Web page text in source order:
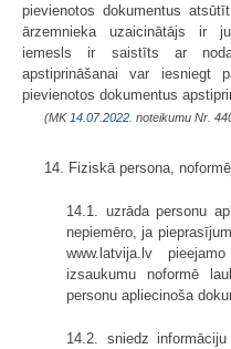
pievienotos dokumentus
ārzemnieka uzaicinātājs ir
iemesls ir saistīts ar
apstiprināšanai var iesniegt
pievienotos dokumentus
(MK 14.07.2022. noteikumu Nr.
14. Fiziskā persona,
14.1. uzrāda personu
nepiemēro, ja
www.latvija.lv
izsaukumu noformē
personu apliecinoša
14.2. sniedz